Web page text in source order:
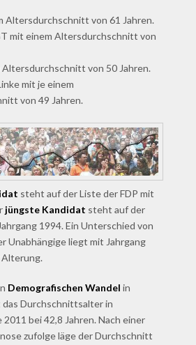
Altersdurchschnitt von 61 Jahren.
mit einem Altersdurchschnitt von
Altersdurchschnitt von 50 Jahren.
mit je einem
von 49 Jahren.
steht auf der Liste der FDP mit
jüngste Kandidat steht auf der
1994. Ein Unterschied von
Unabhängige liegt mit Jahrgang
Alterung.
Demografischen Wandelin
Durchschnittsalter in
bei 42,8 Jahren. Nach einer
zufolge läge der Durchschnitt